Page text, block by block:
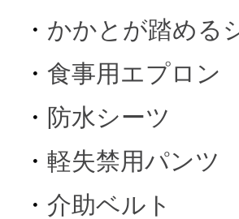
・ かかとが踏める
・ 食事用エプロン
・ 防水シーツ
・ 軽失禁用パンツ
・ 介助ベルト